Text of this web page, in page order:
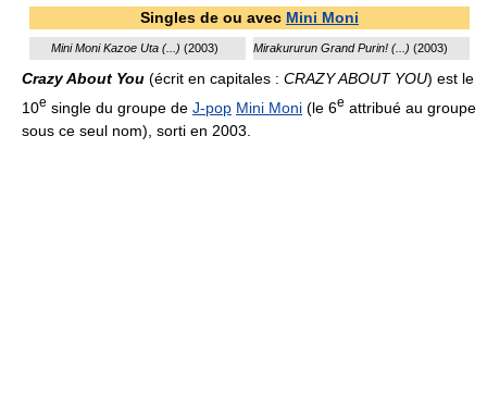
Singles de ou avec Mini Moni
Mini Moni Kazoe Uta (...) (2003) Mirakururun Grand Purin! (...) (2003)
Crazy About You (écrit en capitales : CRAZY ABOUT YOU) est le
10e single du groupe de J-pop Mini Moni (le 6e attribué au groupe
sous ce seul nom), sorti en 2003.